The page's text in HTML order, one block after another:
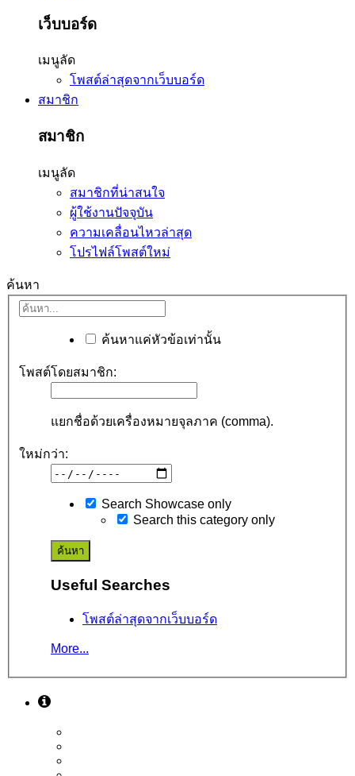
เว็บบอร์ด
เมนูลัด
โพสต์ล่าสุดจากเว็บบอร์ด
สมาชิก
สมาชิก
เมนูลัด
สมาชิกที่น่าสนใจ
ผู้ใช้งานปัจจุบัน
ความเคลื่อนไหวล่าสุด
โปรไฟล์โพสต์ใหม่
ค้นหา
ค้นหาแค่หัวข้อเท่านั้น
โพสต์โดยสมาชิก:
แยกชื่อด้วยเครื่องหมายจุลภาค (comma).
ใหม่กว่า:
Search Showcase only
Search this category only
Useful Searches
โพสต์ล่าสุดจากเว็บบอร์ด
More...